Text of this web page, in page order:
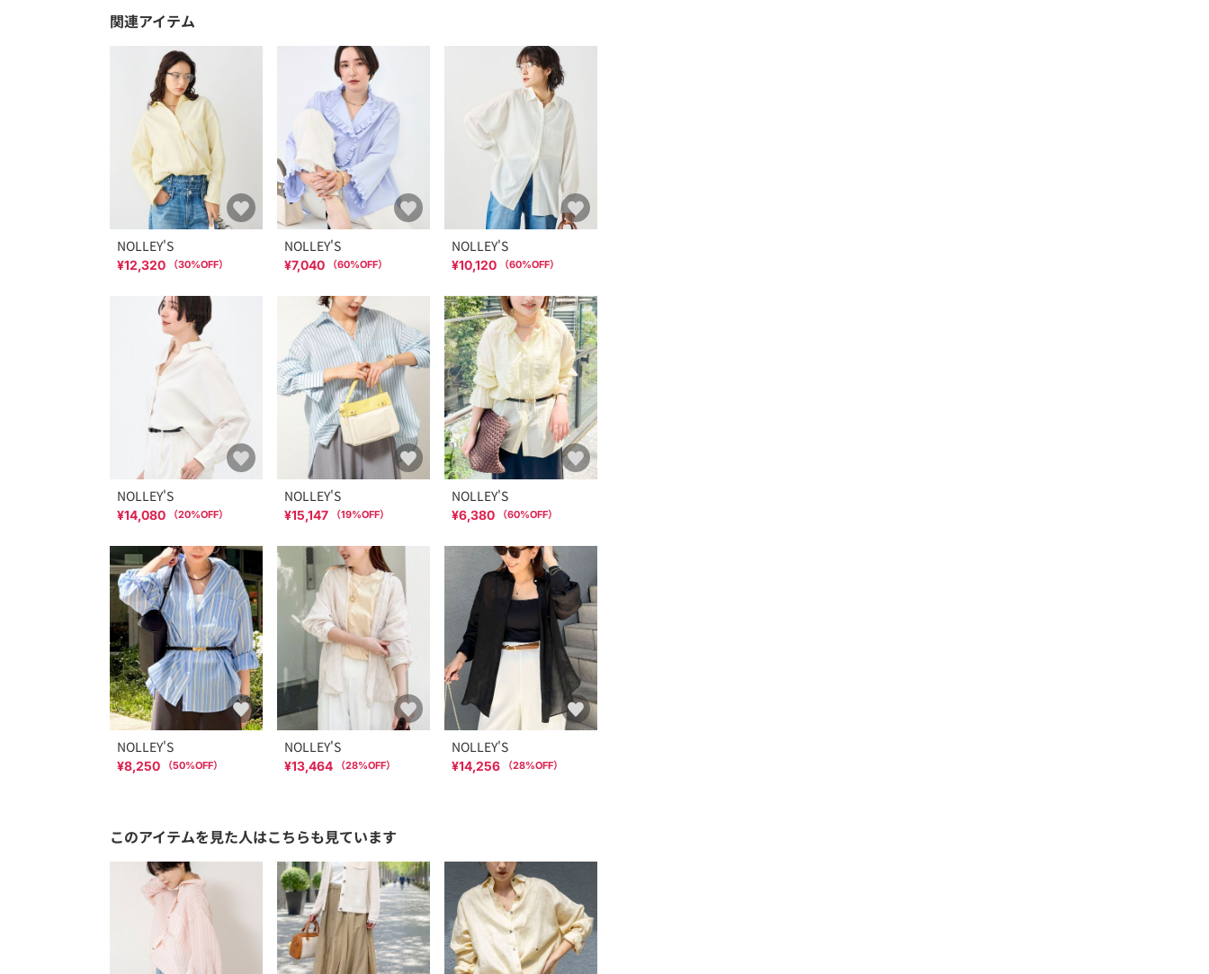
関連アイテム
NOLLEY'S
¥12,320 （30%OFF）
NOLLEY'S
¥7,040 （60%OFF）
NOLLEY'S
¥10,120 （60%OFF）
NOLLEY'S
¥14,080 （20%OFF）
NOLLEY'S
¥15,147 （19%OFF）
NOLLEY'S
¥6,380 （60%OFF）
NOLLEY'S
¥8,250 （50%OFF）
NOLLEY'S
¥13,464 （28%OFF）
NOLLEY'S
¥14,256 （28%OFF）